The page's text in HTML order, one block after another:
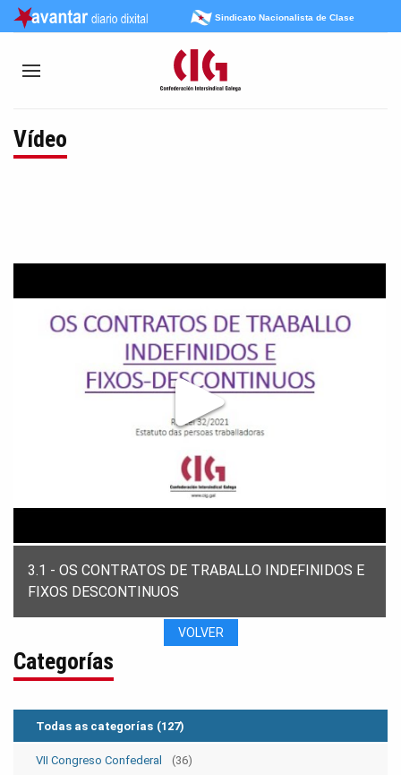
Sindicato Nacionalista de Clase
Vídeo
3.1 - OS CONTRATOS DE TRABALLO INDEFINIDOS E
FIXOS DESCONTINUOS
VOLVER
Categorías
Todas as categorías (127)
VII Congreso Confederal (36)